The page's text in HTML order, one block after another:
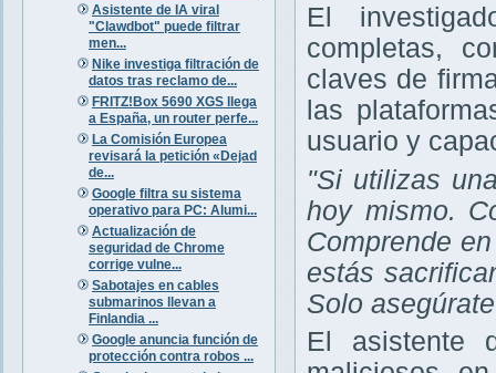
Asistente de IA viral
"Clawdbot" puede filtrar
men...
Nike investiga filtración de
datos tras reclamo de...
FRITZ!Box 5690 XGS llega
a España, un router perfe...
La Comisión Europea
revisará la petición «Dejad
de...
Google filtra su sistema
operativo para PC: Alumi...
Actualización de
seguridad de Chrome
corrige vulne...
Sabotajes en cables
submarinos llevan a
Finlandia ...
Google anuncia función de
protección contra robos ...
El
completas,
claves de
las
usuario y
"Si utilizas
hoy mismo.
Comprende
estás
Solo
El asistente